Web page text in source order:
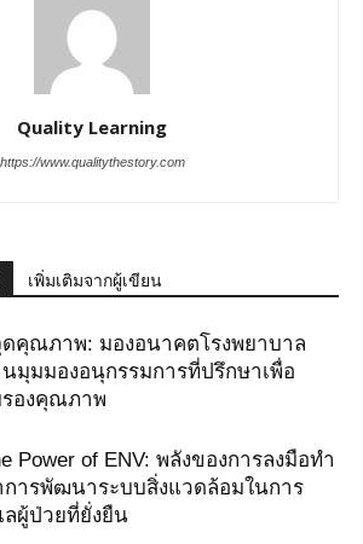
Quality Learning
https://www.qualitythestory.com
เพิ่มเติมจากผู้เขียน
คุณภาพ: มองอนาคตโรงพยาบาล
มุมมองอนุกรรมการที่ปรึกษาเพื่อ
รองคุณภาพ
Power of ENV: พลังของการลงมือทำ
การพัฒนาระบบสิ่งแวดล้อมในการ
ลผู้ป่วยที่ยั่งยืน